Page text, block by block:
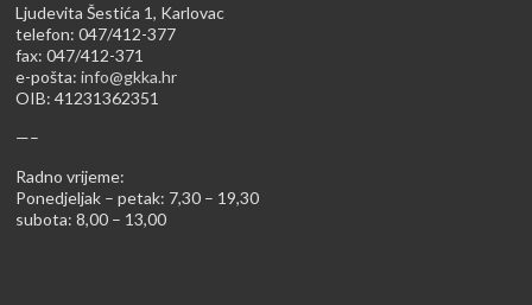
Ljudevita Šestića 1, Karlovac
telefon: 047/412-377
fax: 047/412-371
e-pošta:info@gkka.hr
OIB: 41231362351
—–
Radno vrijeme:
Ponedjeljak – petak: 7,30 – 19,30
subota: 8,00 – 13,00